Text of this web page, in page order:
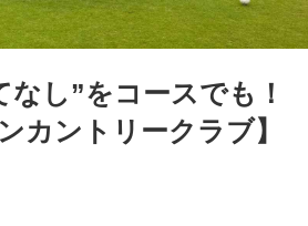
なし”をコースでも！
カントリークラブ】